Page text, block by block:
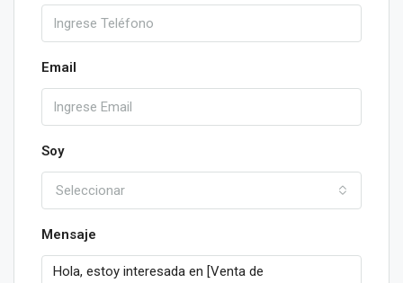
Email
Soy
Seleccionar
Mensaje